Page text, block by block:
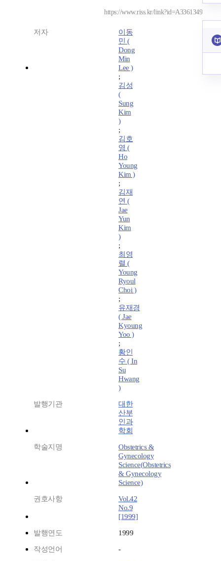
https://www.riss.kr/link?id=A3361349
저자
이동
민 (
Dong
Min
Lee )
;
김성
(
Sung
Kim
)
;
김호
영 (
Ho
Young
Kim )
;
김재
연 (
Jae
Yun
Kim
)
;
최영
렬 (
Young
Ryoul
Choi )
;
유재경
( Jae
Kyoung
Yoo )
;
황인
수 ( In
Su
Hwang
)
발행기관
대한
산부
인과
학회
학술지명
Obstetrics &
Gynecology
Science(Obstetrics
& Gynecology
Science)
권호사항
Vol.42
No.9
[1999]
발행연도 1999
작성언어 -